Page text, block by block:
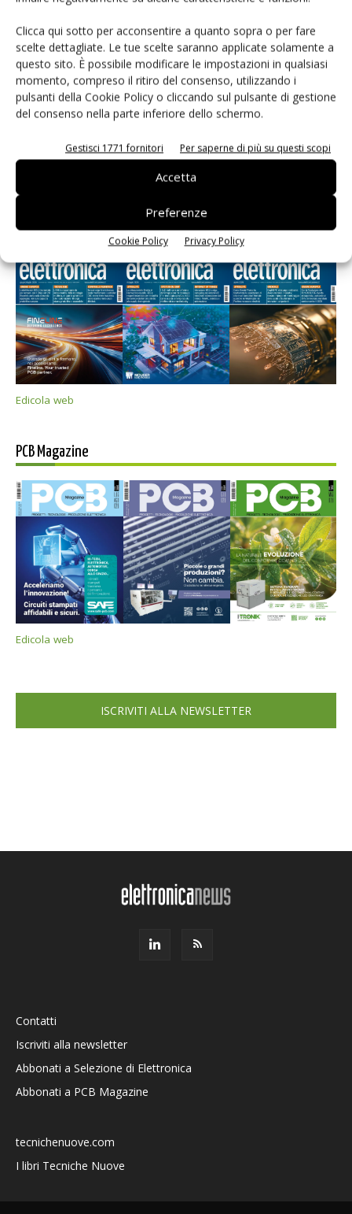
Clicca qui sotto per acconsentire a quanto sopra o per fare
scelte dettagliate. Le tue scelte saranno applicate solamente a
questo sito. È possibile modificare le impostazioni in qualsiasi
momento, compreso il ritiro del consenso, utilizzando i
pulsanti della Cookie Policy o cliccando sul pulsante di gestione
del consenso nella parte inferiore dello schermo.
Gestisci 1771 fornitori Per saperne di più su questi scopi
Accetta
Preferenze
Cookie Policy Privacy Policy
Salva il mio nome, email e sito web in questo browser per i
prossimi commenti.
Selezione di elettronica
Edicola web
PCB Magazine
Edicola web
ISCRIVITI ALLA NEWSLETTER
Contatti
Iscriviti alla newsletter
Abbonati a Selezione di Elettronica
Abbonati a PCB Magazine
tecnichenuove.com
I libri Tecniche Nuove